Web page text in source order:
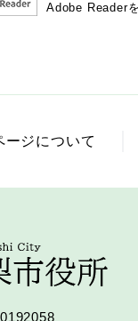
Adobe Reader
ージについて